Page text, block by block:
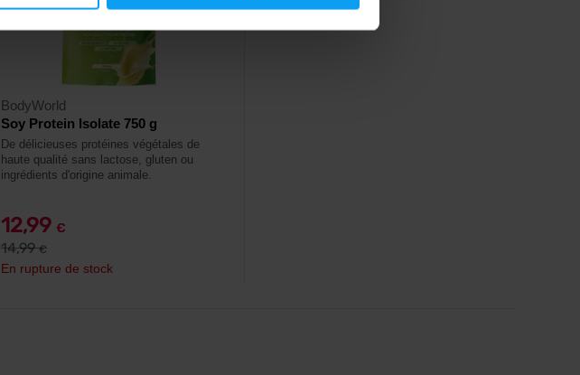
BodyWorld
Soy Protein Isolate 750 g
De délicieuses protéines végétales de
haute qualité sans lactose, gluten ou
ingrédients d'origine animale.
12,99 €
14,99€
En rupture de stock